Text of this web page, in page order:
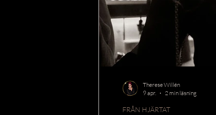
FRÅN HJÄRTAT
Therese Willén
9 apr.
2 min läsning